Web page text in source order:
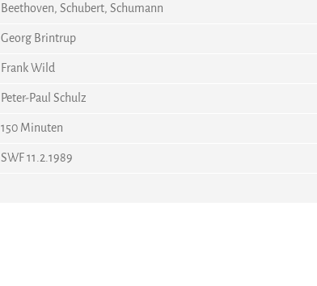
Beethoven, Schubert, Schumann
Georg Brintrup
Frank Wild
Peter-Paul Schulz
150 Minuten
SWF 11.2.1989